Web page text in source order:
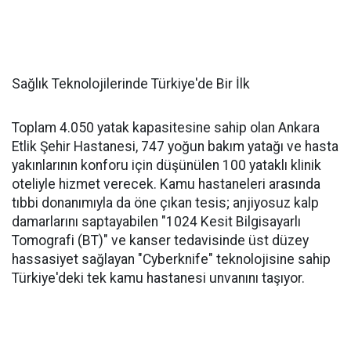
Sağlık Teknolojilerinde Türkiye'de Bir İlk
Toplam 4.050 yatak kapasitesine sahip olan Ankara
Etlik Şehir Hastanesi, 747 yoğun bakım yatağı ve hasta
yakınlarının konforu için düşünülen 100 yataklı klinik
oteliyle hizmet verecek. Kamu hastaneleri arasında
tıbbi donanımıyla da öne çıkan tesis; anjiyosuz kalp
damarlarını saptayabilen "1024 Kesit Bilgisayarlı
Tomografi (BT)" ve kanser tedavisinde üst düzey
hassasiyet sağlayan "Cyberknife" teknolojisine sahip
Türkiye'deki tek kamu hastanesi unvanını taşıyor.